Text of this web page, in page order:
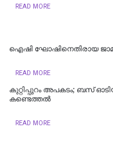
READ MORE
ഐഷി ഘോഷിനെതിരായ
READ MORE
കുറ്റിപ്പുറം അപകടം; ബസ്
കണ്ടെത്തൽ
READ MORE